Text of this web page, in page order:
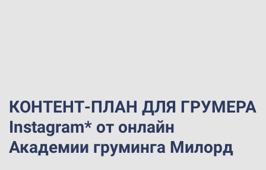
КОНТЕНТ-ПЛАН ДЛЯ ГРУМЕРА
Instagram* от онлайн
Академии груминга Милорд